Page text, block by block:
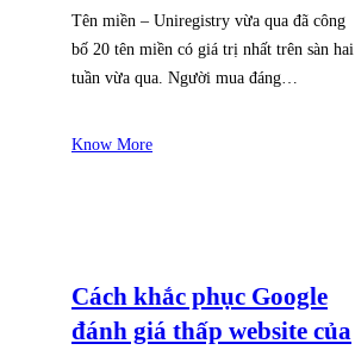
Tên miền – Uniregistry vừa qua đã công
bố 20 tên miền có giá trị nhất trên sàn hai
tuần vừa qua. Người mua đáng…
Know More
Cách khắc phục Google
đánh giá thấp website của